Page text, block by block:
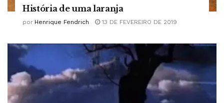
História de uma laranja
por Henrique Fendrich 13 DE FEVEREIRO DE 2019